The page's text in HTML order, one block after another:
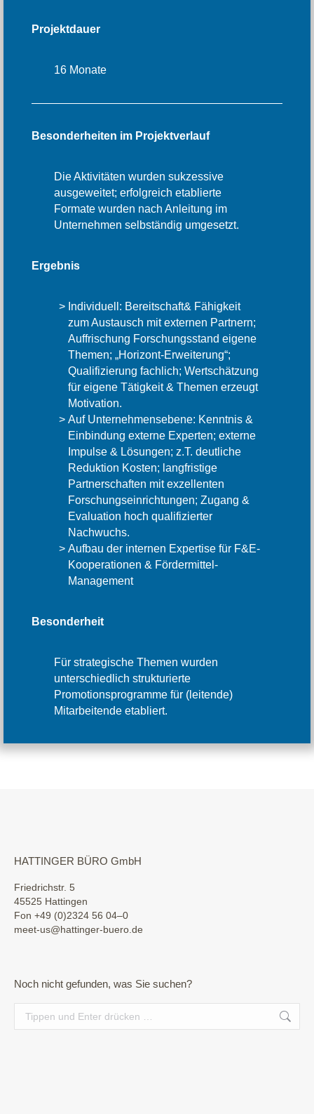
Projektdauer
16 Monate
Besonderheiten im Projektverlauf
Die Aktivitäten wurden sukzessive
ausgeweitet; erfolgreich etablierte
Formate wurden nach Anleitung im
Unternehmen selbständig umgesetzt.
Ergebnis
Individuell: Bereitschaft& Fähigkeit
zum Austausch mit externen Partnern;
Auffrischung Forschungsstand eigene
Themen; „Horizont-Erweiterung“;
Qualifizierung fachlich; Wertschätzung
für eigene Tätigkeit & Themen erzeugt
Motivation.
Auf Unternehmensebene: Kenntnis &
Einbindung externe Experten; externe
Impulse & Lösungen; z.T. deutliche
Reduktion Kosten; langfristige
Partnerschaften mit exzellenten
Forschungseinrichtungen; Zugang &
Evaluation hoch qualifizierter
Nachwuchs.
Aufbau der internen Expertise für F&E-
Kooperationen & Fördermittel-
Management
Besonderheit
Für strategische Themen wurden
unterschiedlich strukturierte
Promotionsprogramme für (leitende)
Mitarbeitende etabliert.
HATTINGER BÜRO GmbH
Friedrichstr. 5
45525 Hattingen
Fon +49 (0)2324 56 04–0
meet-us@hattinger-buero.de
Noch nicht gefunden, was Sie suchen?